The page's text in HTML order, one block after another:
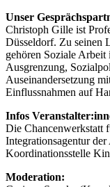
Unser
Christoph Gille ist
Düsseldorf. Zu seinen
gehören Soziale
Ausgrenzung,
Auseinandersetzung
Einflussnahmen auf
Infos
Die Chancenwerkstatt
Integrationsagentur
Koordinationsstelle
Moderation: